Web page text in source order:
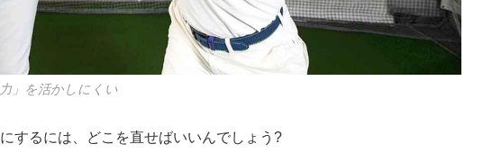
」を活かしにくい
するには、どこを直せばいいんでしょう?